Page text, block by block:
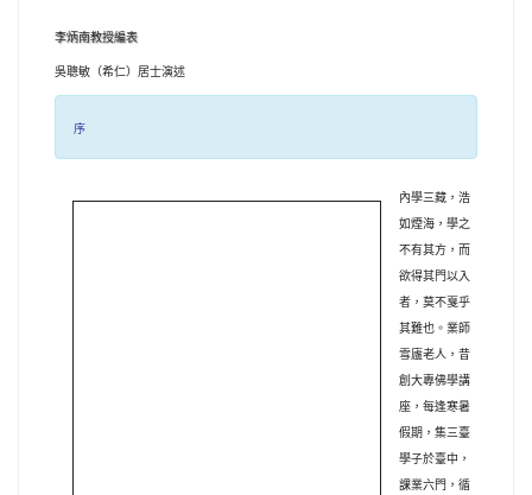
李炳南教授編表
吳聰敏（希仁）居士演述
序
內學三藏，浩
如煙海，學之
不有其方，而
欲得其門以入
者，莫不戛乎
其難也。業師
雪廬老人，昔
創大專佛學講
座，每逢寒暑
假期，集三臺
學子於臺中，
課業六門，循